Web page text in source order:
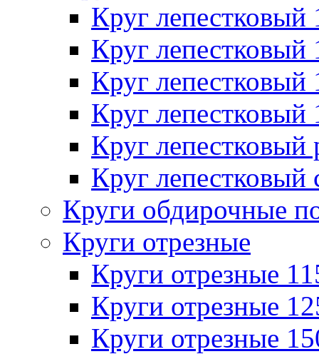
Круг
Круг
Круг
Круг
Круг лепестковый
Круг лепестковый
Круги обдирочные
Круги отрезные
Круги отрезные
Круги отрезные
Круги отрезные